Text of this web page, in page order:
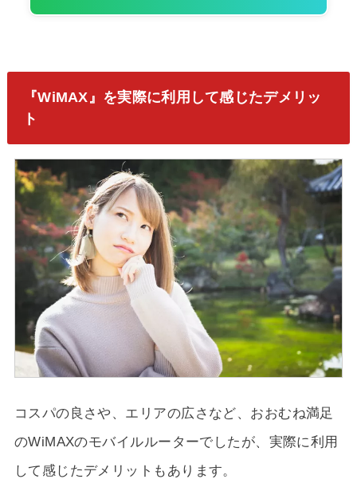
『WiMAX』を実際に利用して感じたデメリッ
ト
コスパの良さや、エリアの広さなど、おおむね満足
のWiMAXのモバイルルーターでしたが、実際に利用
して感じたデメリットもあります。